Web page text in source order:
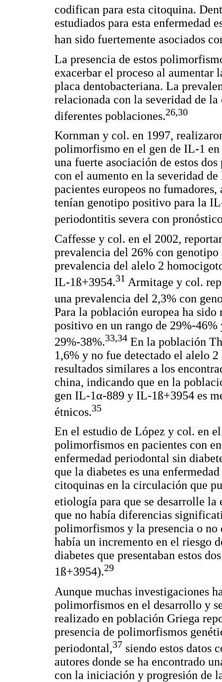
codifican para esta citoquina.
estudiados para esta enfermedad
han sido fuertemente asociados
La presencia de estos
exacerbar el proceso al aumentar
placa dentobacteriana. La
relacionada con la severidad de
diferentes poblaciones.26,30
Kornman y col. en 1997,
polimorfismo en el gen de IL-1
una fuerte asociación de estos
con el aumento en la severidad
pacientes europeos no
tenían genotipo positivo para la
periodontitis severa con
Caffesse y col. en el 2002,
prevalencia del 26% con
prevalencia del alelo 2
IL-1ß+3954.31 Armitage y col.
una prevalencia del 2,3% con
Para la población europea ha
positivo en un rango de 29%-
29%-38%.33,34 En la población
1,6% y no fue detectado el alelo
resultados similares a los
china, indicando que en la
gen IL-1α-889 y IL-1ß+3954 es
étnicos.35
En el estudio de López y col. en
polimorfismos en pacientes con
enfermedad periodontal sin
que la diabetes es una
citoquinas en la circulación que
etiología para que se desarrolle la
que no había diferencias
polimorfismos y la presencia o no
había un incremento en el riesgo
diabetes que presentaban estos
1ß+3954).29
Aunque muchas investigaciones
polimorfismos en el desarrollo y
realizado en población Griega
presencia de polimorfismos
periodontal,37 siendo estos datos
autores donde se ha encontrado
con la iniciación y progresión de